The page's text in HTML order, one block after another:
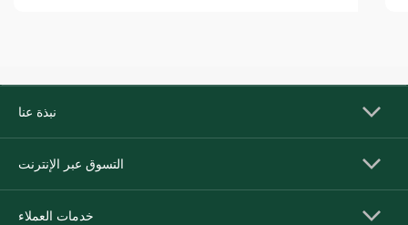
نبذة عنا
التسوق عبر الإنترنت
خدمات العملاء